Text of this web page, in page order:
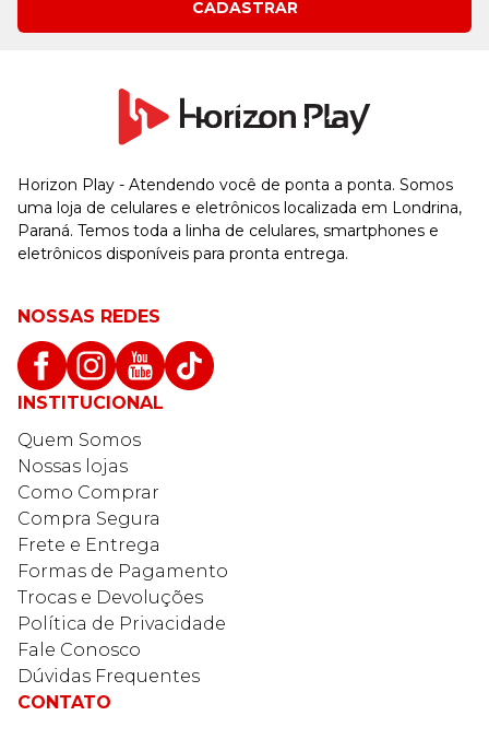
CADASTRAR
Horizon Play - Atendendo você de ponta a ponta. Somos
uma loja de celulares e eletrônicos localizada em Londrina,
Paraná. Temos toda a linha de celulares, smartphones e
eletrônicos disponíveis para pronta entrega.
NOSSAS REDES
INSTITUCIONAL
Quem Somos
Nossas lojas
Como Comprar
Compra Segura
Frete e Entrega
Formas de Pagamento
Trocas e Devoluções
Política de Privacidade
Fale Conosco
Dúvidas Frequentes
CONTATO